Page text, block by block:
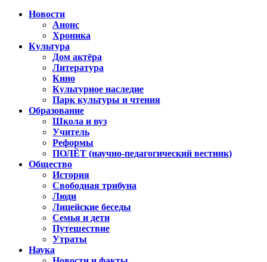
Новости
Анонс
Хроника
Культура
Дом актёра
Литература
Кино
Культурное наследие
Парк культуры и чтения
Образование
Школа и вуз
Учитель
Реформы
ПОЛЁТ (научно-педагогический вестник)
Общество
История
Свободная трибуна
Люди
Лицейские беседы
Семья и дети
Путешествие
Утраты
Наука